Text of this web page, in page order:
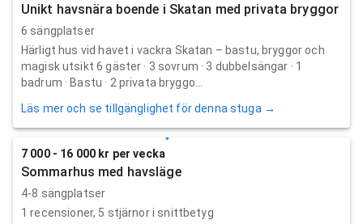
Unikt havsnära boende i Skatan med privata bryggor
6 sängplatser
Härligt hus vid havet i vackra Skatan – bastu, bryggor och
magisk utsikt 6 gäster · 3 sovrum · 3 dubbelsängar · 1
badrum · Bastu · 2 privata bryggo...
Läs mer och se tillgänglighet för denna stuga →
7 000 - 16 000 kr per vecka
Sommarhus med havsläge
4-8 sängplatser
1 recensioner, 5 stjärnor i snittbetyg